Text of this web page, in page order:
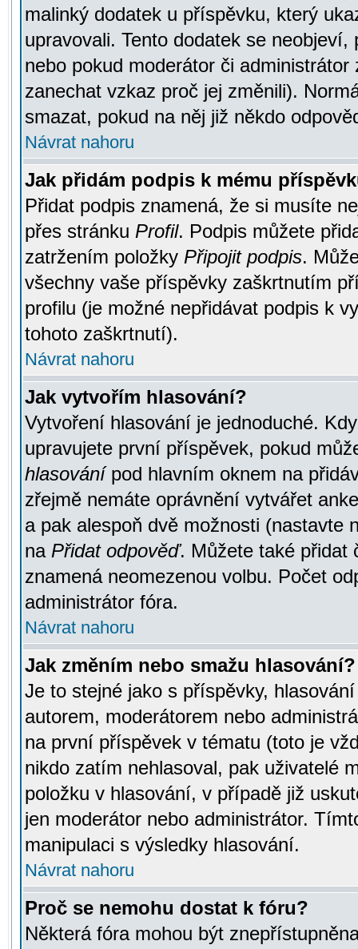
malinký dodatek u příspěvku, který
upravovali. Tento dodatek se
nebo pokud moderátor či
zanechat vzkaz proč jej změnili).
smazat, pokud na něj již někdo
Návrat nahoru
Jak přidám podpis k mému
Přidat podpis znamená, že si musíte
přes stránku Profil. Podpis můžete
zatržením položky Připojit podpis.
všechny vaše příspěvky zaškrtnutím
profilu (je možné nepřidávat podpis k
tohoto zaškrtnutí).
Návrat nahoru
Jak vytvořím hlasování?
Vytvoření hlasování je jednoduché.
upravujete první příspěvek, pokud
hlasovánípod hlavním oknem na
zřejmě nemáte oprávnění vytvářet
a pak alespoň dvě možnosti (nastavte
na Přidat odpověď. Můžete také přidat
znamená neomezenou volbu. Počet
administrátor fóra.
Návrat nahoru
Jak změním nebo smažu hlasování?
Je to stejné jako s příspěvky,
autorem, moderátorem nebo
na první příspěvek v tématu (toto je
nikdo zatím nehlasoval, pak uživatelé
položku v hlasování, v případě již
jen moderátor nebo administrátor.
manipulaci s výsledky hlasování.
Návrat nahoru
Proč se nemohu dostat k fóru?
Některá fóra mohou být